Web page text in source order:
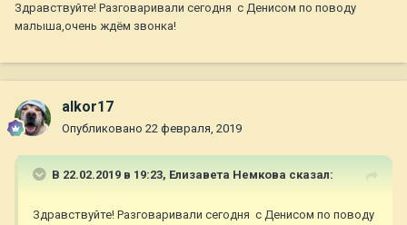
Здравствуйте! Разговаривали сегодня с Денисом по поводу
малыша,очень ждём звонка!
alkor17
Опубликовано 22 февраля, 2019
В 22.02.2019 в 19:23, Елизавета Немкова сказал:
Здравствуйте! Разговаривали сегодня с Денисом по поводу